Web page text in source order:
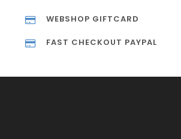
WEBSHOP GIFTCARD
FAST CHECKOUT PAYPAL